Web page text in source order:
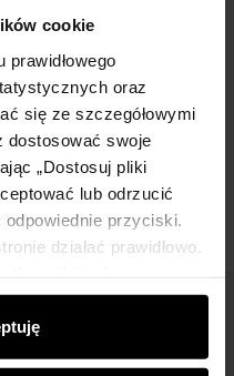
cookie
oraz
się ze szczegółowymi
dostosować swoje
„Dostosuj pliki
lub odrzucić
przyciski.
działać prawidłowo.
preferencji treści,
reklamowe informujące o
Informacje o tym,